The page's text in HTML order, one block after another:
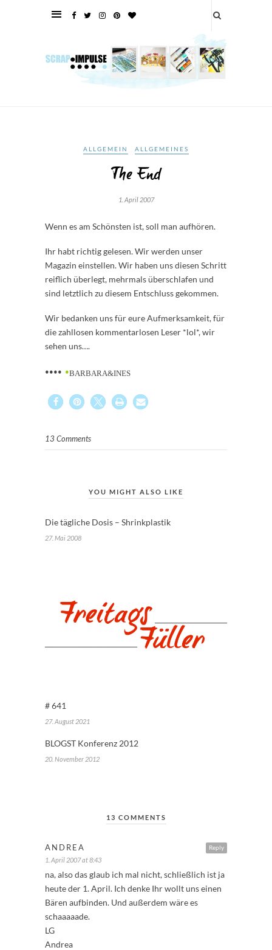
ALLGEMEIN ALLGEMEINES
The End
1. April 2007
Wenn es am Schönsten ist, soll man aufhören.
Ihr habt richtig gelesen. Wir werden unser
Magazin einstellen. Wir haben uns diesen Schritt
reiflich überlegt, mehrmals überschlafen und
sind letztlich zu diesem Entschluss gekommen.
Wir bedanken uns für eure Aufmerksamkeit, für
die zahllosen kommentarlosen Leser *lol*, wir
sehen uns….
•••• •BARBARA&INES
13 Comments
YOU MIGHT ALSO LIKE
Die tägliche Dosis – Shrinkplastik
27. Mai 2008
# 641
27. August 2021
BLOGST Konferenz 2012
20. November 2012
13 COMMENTS
Reply
ANDREA
1. April 2007 at 8:43
na, also das glaub ich mal nicht, schließlich ist ja
heute der 1. April. Ich denke Ihr wollt uns einen
Bären aufbinden. Und außerdem wäre es
schaaaaade.
LG
Andrea